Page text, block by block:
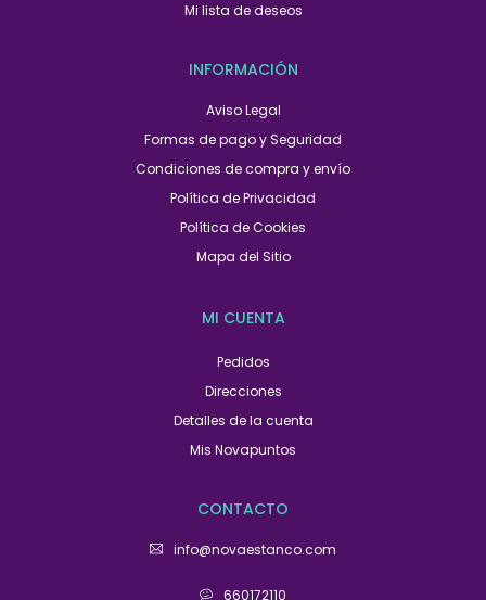
Mi lista de deseos
INFORMACIÓN
Aviso Legal
Formas de pago y Seguridad
Condiciones de compra y envío
Política de Privacidad
Política de Cookies
Mapa del Sitio
MI CUENTA
Pedidos
Direcciones
Detalles de la cuenta
Mis Novapuntos
CONTACTO
info@novaestanco.com
660172110